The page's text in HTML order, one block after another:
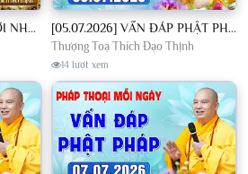
[04.07.2026] VẤN ĐÁP MỚI NHẤT - Pháp Hội Địa Tạng Chùa Khai Nguyên | TT. Thích Đạo Thịnh [05.07.2026] VẤN ĐÁP PHẬT PHÁP - Nghe Thầy giảng Pháp mỗi ngày CÔNG ĐỨC VÔ LƯỢNG│TT. Thích Đạo Thịnh
Thượng Toạ Thích Đạo Thịnh
14 lượt xem